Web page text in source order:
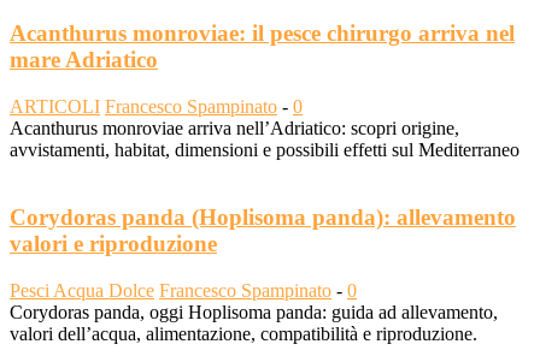
Acanthurus monroviae: il pesce chirurgo arriva nel
mare Adriatico
ARTICOLI Francesco Spampinato - 0
Acanthurus monroviae arriva nell’Adriatico: scopri origine,
avvistamenti, habitat, dimensioni e possibili effetti sul Mediterraneo
Corydoras panda (Hoplisoma panda): allevamento
valori e riproduzione
Pesci Acqua Dolce Francesco Spampinato - 0
Corydoras panda, oggi Hoplisoma panda: guida ad allevamento,
valori dell’acqua, alimentazione, compatibilità e riproduzione.